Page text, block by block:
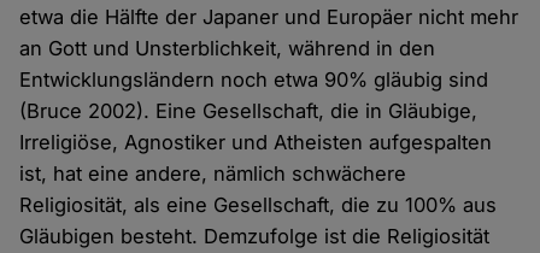
etwa die Hälfte der Japaner und Europäer nicht mehr
an Gott und Unsterblichkeit, während in den
Entwicklungsländern noch etwa 90% gläubig sind
(Bruce 2002). Eine Gesellschaft, die in Gläubige,
Irreligiöse, Agnostiker und Atheisten aufgespalten
ist, hat eine andere, nämlich schwächere
Religiosität, als eine Gesellschaft, die zu 100% aus
Gläubigen besteht. Demzufolge ist die Religiosität